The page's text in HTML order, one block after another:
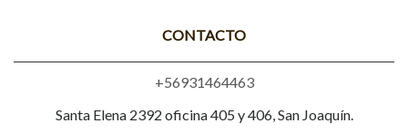
CONTACTO
+56931464463
Santa Elena 2392 oficina 405 y 406, San Joaquín.